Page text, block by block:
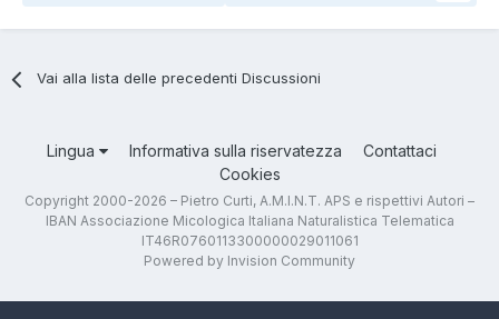
Vai alla lista delle precedenti Discussioni
Lingua Informativa sulla riservatezza
Contattaci
Cookies
Copyright 2000-2026 – Pietro Curti, A.M.I.N.T. APS e rispettivi Autori –
IBAN Associazione Micologica Italiana Naturalistica Telematica
IT46R0760113300000029011061
Powered by Invision Community